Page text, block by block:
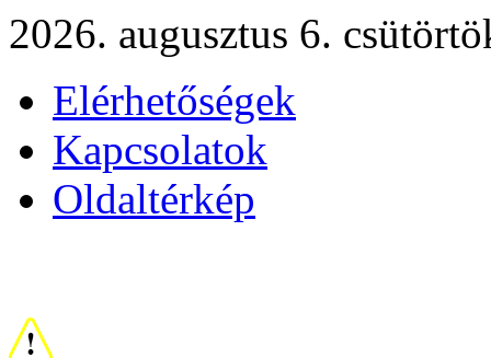
2026. augusztus 6.
Elérhetőségek
Kapcsolatok
Oldaltérkép